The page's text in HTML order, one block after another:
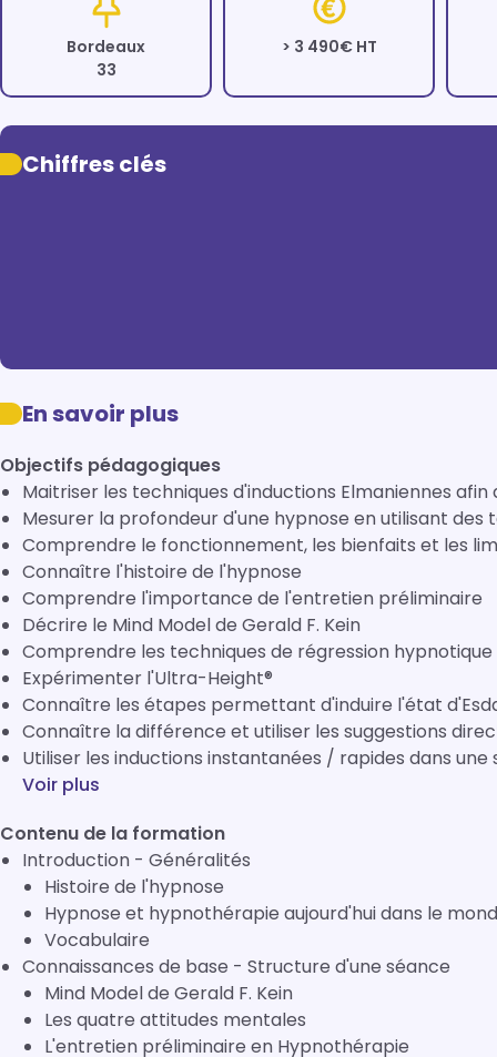
Bordeaux
33
> 3 490€ HT
Chiffres clés
En savoir plus
Objectifs pédagogiques
Maitriser les techniques d'inductions Elmaniennes
Mesurer la profondeur d'une hypnose en utilisant des
Comprendre le fonctionnement, les bienfaits et les
Connaître l'histoire de l'hypnose
Comprendre l'importance de l'entretien préliminaire
Décrire le Mind Model de Gerald F. Kein
Comprendre les techniques de régression hypnotique
Expérimenter l'Ultra-Height®
Connaître les étapes permettant d'induire l'état
Connaître la différence et utiliser les suggestions
Utiliser les inductions instantanées / rapides dans une
Voir plus
Contenu de la formation
Introduction - Généralités
Histoire de l'hypnose
Hypnose et hypnothérapie aujourd'hui dans le
Vocabulaire
Connaissances de base - Structure d'une séance
Mind Model de Gerald F. Kein
Les quatre attitudes mentales
L'entretien préliminaire en Hypnothérapie